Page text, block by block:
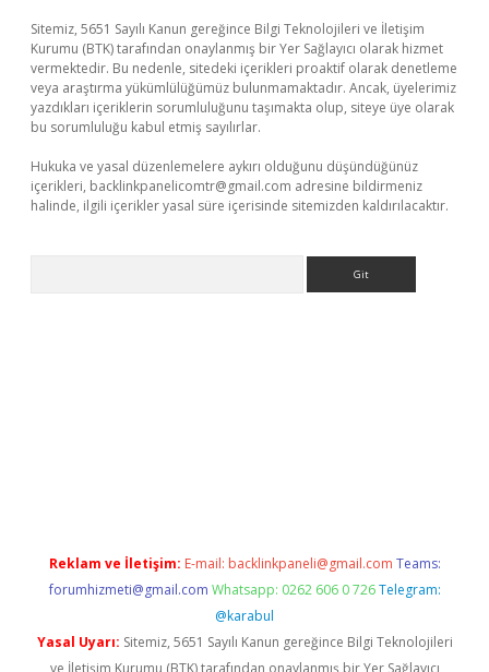
Sitemiz, 5651 Sayılı Kanun gereğince Bilgi Teknolojileri ve İletişim
Kurumu (BTK) tarafından onaylanmış bir Yer Sağlayıcı olarak hizmet
vermektedir. Bu nedenle, sitedeki içerikleri proaktif olarak denetleme
veya araştırma yükümlülüğümüz bulunmamaktadır. Ancak, üyelerimiz
yazdıkları içeriklerin sorumluluğunu taşımakta olup, siteye üye olarak
bu sorumluluğu kabul etmiş sayılırlar.
Hukuka ve yasal düzenlemelere aykırı olduğunu düşündüğünüz
içerikleri, backlinkpanelicomtr@gmail.com adresine bildirmeniz
halinde, ilgili içerikler yasal süre içerisinde sitemizden kaldırılacaktır.
Reklam ve İletişim: E-mail: backlinkpaneli@gmail.com Teams:
forumhizmeti@gmail.com Whatsapp: 0262 606 0 726 Telegram:
@karabul
Yasal Uyarı: Sitemiz, 5651 Sayılı Kanun gereğince Bilgi Teknolojileri
ve İletişim Kurumu (BTK) tarafından onaylanmış bir Yer Sağlayıcı